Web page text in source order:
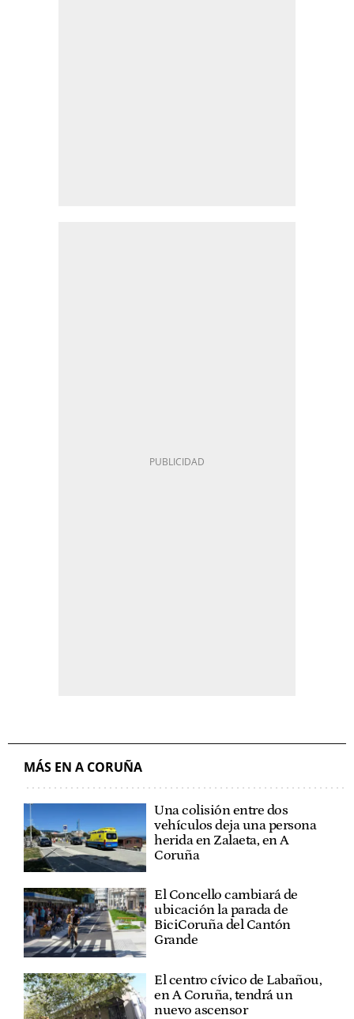
MÁS EN A CORUÑA
Una colisión entre dos
vehículos deja una persona
herida en Zalaeta, en A
Coruña
El Concello cambiará de
ubicación la parada de
BiciCoruña del Cantón
Grande
El centro cívico de Labañou,
en A Coruña, tendrá un
nuevo ascensor